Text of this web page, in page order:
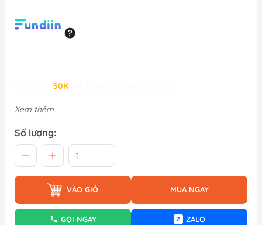
50K
Xem thêm
Số lượng:
VÀO GIỎ MUA NGAY
GỌI NGAY Z ZALO